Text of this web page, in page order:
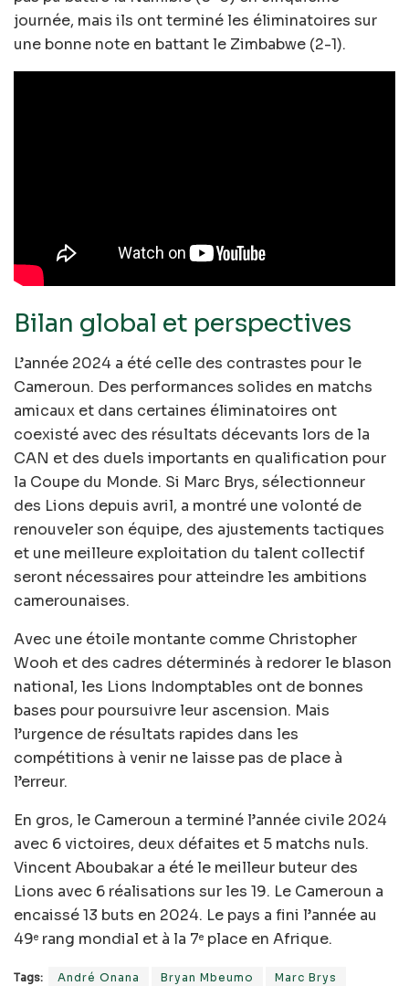
journée, mais ils ont terminé les éliminatoires sur
une bonne note en battant le Zimbabwe (2-1).
Bilan global et perspectives
L’année 2024 a été celle des contrastes pour le
Cameroun. Des performances solides en matchs
amicaux et dans certaines éliminatoires ont
coexisté avec des résultats décevants lors de la
CAN et des duels importants en qualification pour
la Coupe du Monde. Si Marc Brys, sélectionneur
des Lions depuis avril, a montré une volonté de
renouveler son équipe, des ajustements tactiques
et une meilleure exploitation du talent collectif
seront nécessaires pour atteindre les ambitions
camerounaises.
Avec une étoile montante comme Christopher
Wooh et des cadres déterminés à redorer le blason
national, les Lions Indomptables ont de bonnes
bases pour poursuivre leur ascension. Mais
l’urgence de résultats rapides dans les
compétitions à venir ne laisse pas de place à
l’erreur.
En gros, le Cameroun a terminé l’année civile 2024
avec 6 victoires, deux défaites et 5 matchs nuls.
Vincent Aboubakar a été le meilleur buteur des
Lions avec 6 réalisations sur les 19. Le Cameroun a
encaissé 13 buts en 2024. Le pays a fini l’année au
49e rang mondial et à la 7e place en Afrique.
Tags: André Onana Bryan Mbeumo
Marc Brys